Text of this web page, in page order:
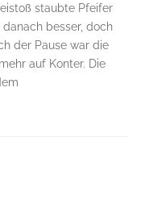
staubte Pfeifer
danach besser, doch
der Pause war die
auf Konter. Die